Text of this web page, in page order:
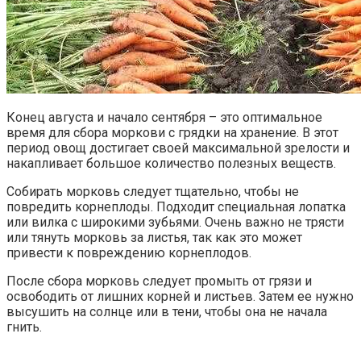
Конец августа и начало сентября – это оптимальное
время для сбора моркови с грядки на хранение. В этот
период овощ достигает своей максимальной зрелости и
накапливает большое количество полезных веществ.
Собирать морковь следует тщательно, чтобы не
повредить корнеплоды. Подходит специальная лопатка
или вилка с широкими зубьями. Очень важно не трясти
или тянуть морковь за листья, так как это может
привести к повреждению корнеплодов.
После сбора морковь следует промыть от грязи и
освободить от лишних корней и листьев. Затем ее нужно
высушить на солнце или в тени, чтобы она не начала
гнить.